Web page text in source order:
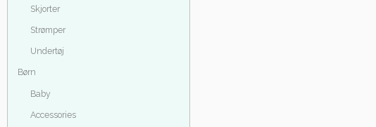
Skjorter
Strømper
Undertøj
Børn
Baby
Accessories